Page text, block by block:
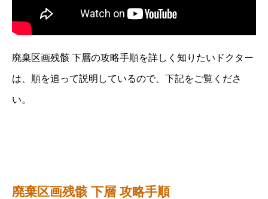
廃棄区画残骸 下層の攻略手順を詳しく知りたいドクター
は、順を追って説明しているので、下記をご覧くださ
い。
廃棄区画残骸 下層 攻略手順